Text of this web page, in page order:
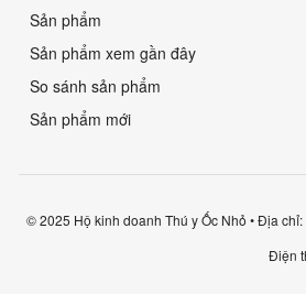
Sản phẩm
Sản phẩm xem gần đây
So sánh sản phẩm
Sản phẩm mới
© 2025 Hộ kinh doanh Thú y Ốc Nhỏ • Địa
Điện